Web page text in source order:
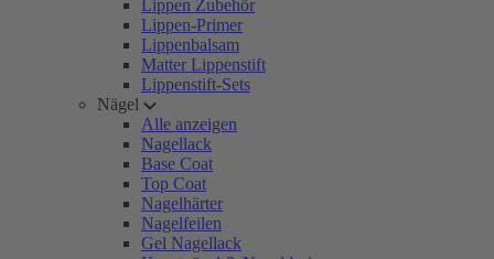
Lippen Zubehör
Lippen-Primer
Lippenbalsam
Matter Lippenstift
Lippenstift-Sets
Nägel
Alle anzeigen
Nagellack
Base Coat
Top Coat
Nagelhärter
Nagelfeilen
Gel Nagellack